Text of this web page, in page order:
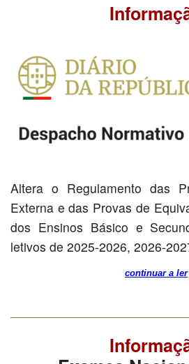
Altera o Regulamento das
Externa e das Provas de
dos Ensinos Básico e
letivos de 2025-2026, 2026-
continuar a ler